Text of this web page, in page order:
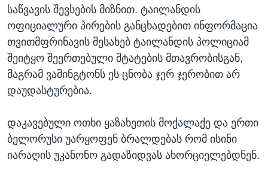
საწვავის შევსების მიზნით. ტაილანდის
ოფიციალური პირების განცხადებით ინფორმაცია
თვითმფრინავის შესახებ ტაილანდის პოლიციამ
შეიტყო შეერთებული შტატების მთავრობისგან,
მაგრამ ვაშინგტონს ეს ცნობა ჯერ ჯერობით არ
დაუდასტურებია.
დაკავებული ოთხი ყაზახეთის მოქალაქე და ერთი
ბელორუსი უარყოფენ ბრალდებას რომ ისინი
იარაღის უკანონო გადაზიდვას ახორციელებდნენ.